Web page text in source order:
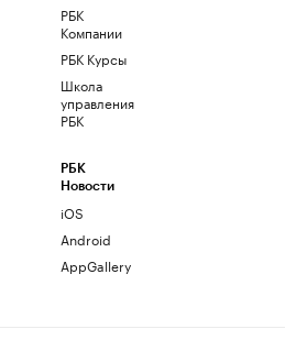
РБК
Компании
РБК Курсы
Школа
управления
РБК
РБК
Новости
iOS
Android
AppGallery